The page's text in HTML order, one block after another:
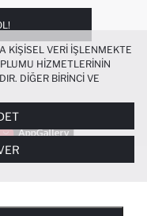
KIŞISEL VERI IŞLENMEKTE
HIZMETLERININ
DIĞER BIRINCI VE
BIR ALIŞVERIŞ
IŞLEVSEL KILINMASI VE
HALINDE, SIZLERE
AMAÇLARIYLA
DAIR TERCIHLERINIZI
ZAMAN YÖNETEBILIR,